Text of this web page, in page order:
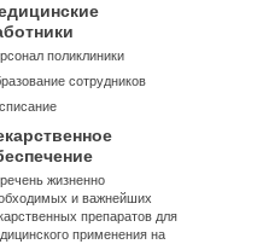
поликлиники
сотрудников
жизненно
и важнейших
препаратов для
применения на